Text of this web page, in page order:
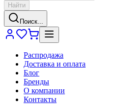
Найти
Поиск...
Распродажа
Доставка и оплата
Блог
Бренды
О компании
Контакты